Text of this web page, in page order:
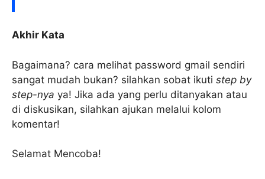
Akhir Kata
Bagaimana? cara melihat password gmail sendiri
sangat mudah bukan? silahkan sobat ikuti step by
step-nya ya! Jika ada yang perlu ditanyakan atau
di diskusikan, silahkan ajukan melalui kolom
komentar!
Selamat Mencoba!